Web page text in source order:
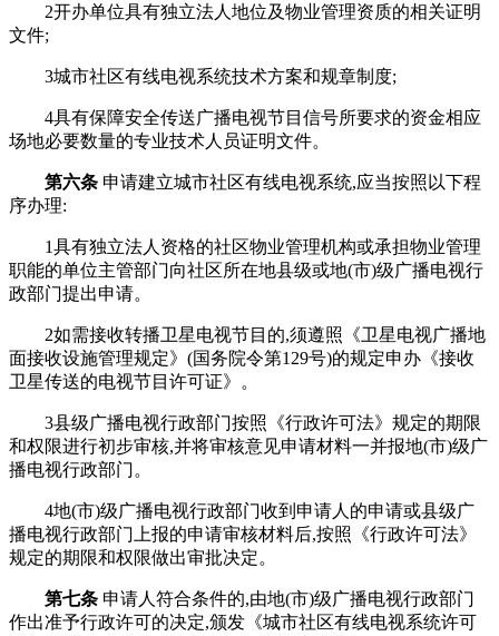
2开办单位具有独立法人地位及物业管理资质的相关证明
文件;
3城市社区有线电视系统技术方案和规章制度;
4具有保障安全传送广播电视节目信号所要求的资金相应
场地必要数量的专业技术人员证明文件。
第六条 申请建立城市社区有线电视系统,应当按照以下程
序办理:
1具有独立法人资格的社区物业管理机构或承担物业管理
职能的单位主管部门向社区所在地县级或地(市)级广播电视行
政部门提出申请。
2如需接收转播卫星电视节目的,须遵照《卫星电视广播地
面接收设施管理规定》(国务院令第129号)的规定申办《接收
卫星传送的电视节目许可证》。
3县级广播电视行政部门按照《行政许可法》规定的期限
和权限进行初步审核,并将审核意见申请材料一并报地(市)级广
播电视行政部门。
4地(市)级广播电视行政部门收到申请人的申请或县级广
播电视行政部门上报的申请审核材料后,按照《行政许可法》
规定的期限和权限做出审批决定。
第七条 申请人符合条件的,由地(市)级广播电视行政部门
作出准予行政许可的决定,颁发《城市社区有线电视系统许可